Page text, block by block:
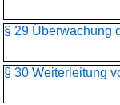
§ 29 Überwachung
§ 30 Weiterleitung